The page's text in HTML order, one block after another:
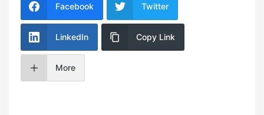
Facebook Twitter
LinkedIn Copy Link
More